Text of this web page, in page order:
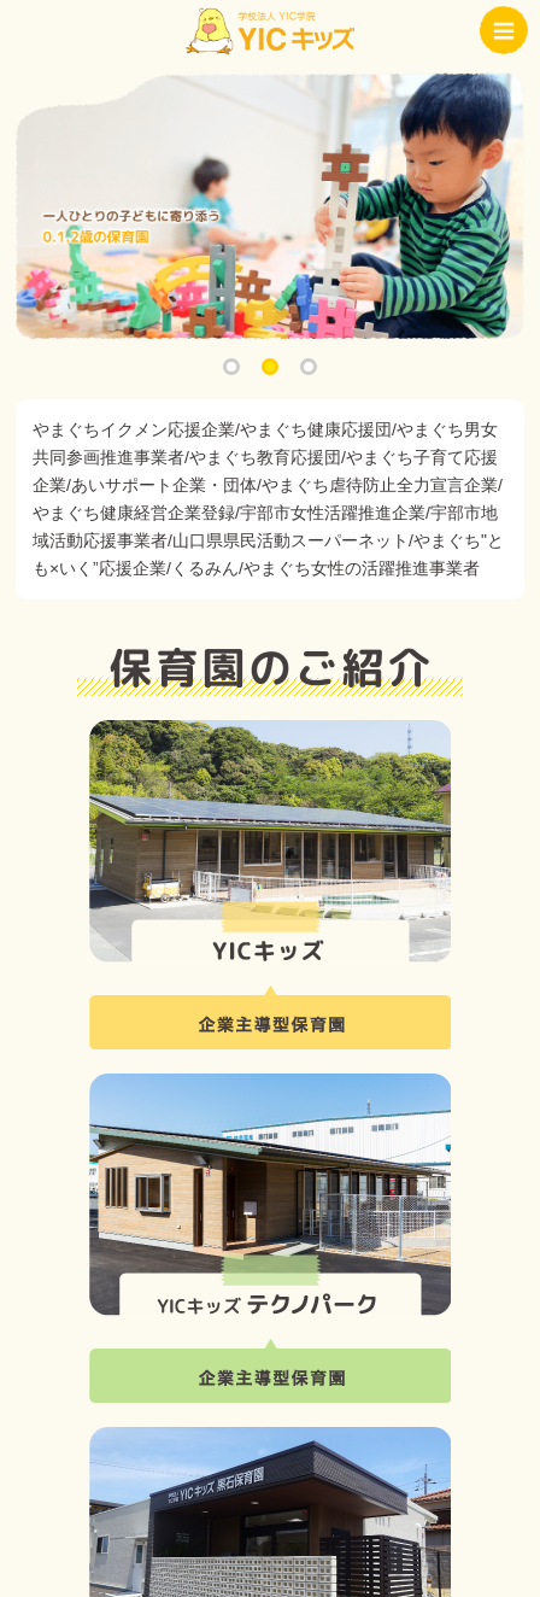
やまぐちイクメン応援企業/やまぐち健康応援団/やまぐち男女
共同参画推進事業者/やまぐち教育応援団/やまぐち子育て応援
企業/あいサポート企業・団体/やまぐち虐待防止全力宣言企業/
やまぐち健康経営企業登録/宇部市女性活躍推進企業/宇部市地
域活動応援事業者/山口県県民活動スーパーネット/やまぐち"と
も×いく”応援企業/くるみん/やまぐち女性の活躍推進事業者